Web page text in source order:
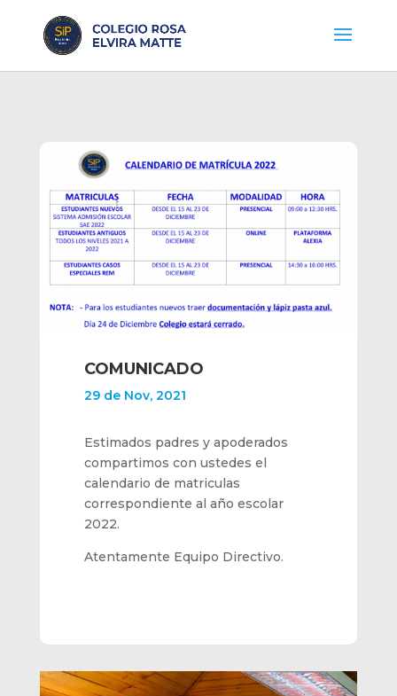
COMUNICADO
29 de Nov, 2021
Estimados padres y apoderados
compartimos con ustedes el
calendario de matriculas
correspondiente al año escolar
2022.
Atentamente Equipo Directivo.